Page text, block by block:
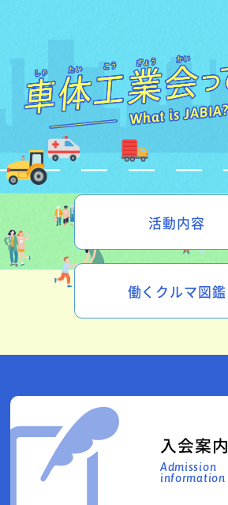
活動内容
働くクルマ図鑑
入会案内
Admission
information